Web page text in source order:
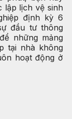
lập lịch vệ sinh
định kỳ 6
đầu tư thông
những mảng
tại nhà không
hoạt động ở